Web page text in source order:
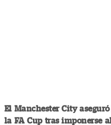
El Manchester City
la FA Cup tras imponerse